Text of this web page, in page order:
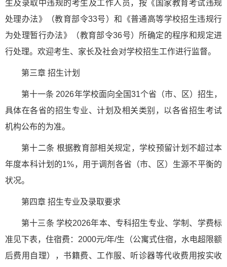
生及录取中违规的考生及工作人员，按《国家教育考试违规
处理办法》（教育部令33号）和《普通高等学校招生违规行
为处理暂行办法》（教育部令36号）所确定的程序和规定进
行处理。欢迎考生、家长及社会对学校招生工作进行监督。
第三章 招生计划
第十一条 2026年学校面向全国31个省（市、区）招生，
具体在各省的招生专业、计划及相关类别，以各省招生考试
机构公布的为准。
第十二条 根据教育部相关规定，学校预留计划不超过本
年度本科计划的1%，用于调剂各省（市、区）生源不平衡的
状况。
第四章 招生专业及录取要求
第十三条 学校2026年本、专科招生专业、学制、学费标
准见下表，住宿费：2000元/年/生（公寓式住宿，水电超限额
后费用自理），书籍费、工作服、听诊器等代收费用按实收